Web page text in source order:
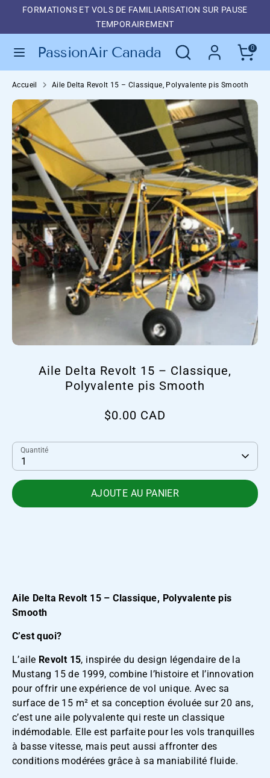
Passe
contenu
FORMATIONS ET VOLS DE FAMILIARISATION SUR PAUSE
TEMPORAIREMENT
PassionAir Canada Recherche
Recherche
dans
boutique
0
RechercheRecherche
dans
la
boutique
Accueil Aile Delta Revolt 15 – Classique, Polyvalente pis Smooth
Aile Delta Revolt 15 – Classique,
Polyvalente pis Smooth
$0.00 CAD
Quantité
1
AJOUTE AU PANIER
Aile Delta Revolt 15 – Classique, Polyvalente pis
Smooth
C’est quoi?
L’aile Revolt 15, inspirée du design légendaire de la
Mustang 15 de 1999, combine l’histoire et l’innovation
pour offrir une expérience de vol unique. Avec sa
surface de 15 m² et sa conception évoluée sur 20 ans,
c’est une aile polyvalente qui reste un classique
indémodable. Elle est parfaite pour les vols tranquilles
à basse vitesse, mais peut aussi affronter des
conditions modérées grâce à sa maniabilité fluide.